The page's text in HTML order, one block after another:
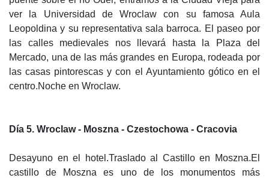
ver la Universidad de Wroclaw con su famosa Aula
Leopoldina y su representativa sala barroca. El paseo por
las calles medievales nos llevará hasta la Plaza del
Mercado, una de las más grandes en Europa, rodeada por
las casas pintorescas y con el Ayuntamiento gótico en el
centro.Noche en Wroclaw.
Día 5. Wroclaw - Moszna - Czestochowa - Cracovia
Desayuno en el hotel.Traslado al Castillo en Moszna.El
castillo de Moszna es uno de los monumentos más